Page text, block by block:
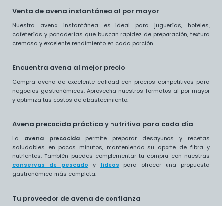
Venta de avena instantánea al por mayor
Nuestra avena instantánea es ideal para juguerías, hoteles,
cafeterías y panaderías que buscan rapidez de preparación, textura
cremosa y excelente rendimiento en cada porción.
Encuentra avena al mejor precio
Compra avena de excelente calidad con precios competitivos para
negocios gastronómicos. Aprovecha nuestros formatos al por mayor
y optimiza tus costos de abastecimiento.
Avena precocida práctica y nutritiva para cada día
La avena precocida permite preparar desayunos y recetas
saludables en pocos minutos, manteniendo su aporte de fibra y
nutrientes. También puedes complementar tu compra con nuestras
conservas de pescado y fideos para ofrecer una propuesta
gastronómica más completa.
Tu proveedor de avena de confianza